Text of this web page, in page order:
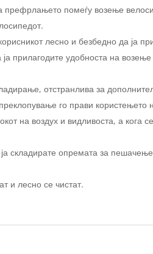
префрлањето помеѓу возење
лесно и безбедно да ја
прилагодите удобноста на
отстранлива за
го прави користењето
на воздух и видливоста, а кога
складирате опремата за
и лесно се чистат.